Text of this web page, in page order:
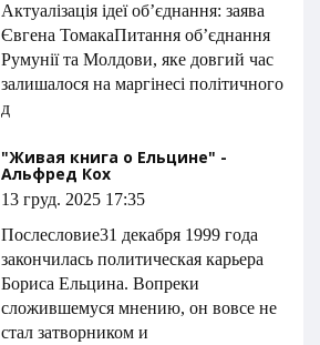
Актуалізація ідеї об’єднання: заява
Євгена ТомакаПитання об’єднання
Румунії та Молдови, яке довгий час
залишалося на маргінесі політичного
д
"Живая книга о Ельцине" -
Альфред Кох
13 груд. 2025 17:35
Послесловие31 декабря 1999 года
закончилась политическая карьера
Бориса Ельцина. Вопреки
сложившемуся мнению, он вовсе не
стал затворником и